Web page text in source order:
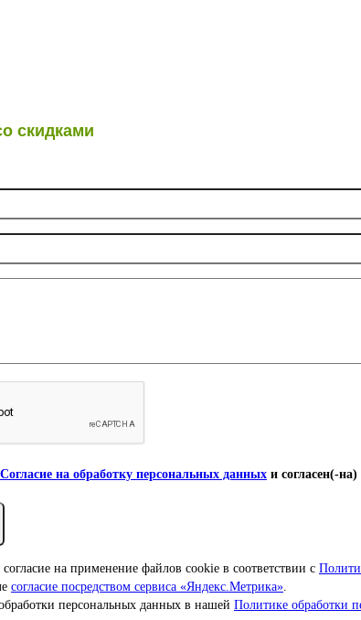
скидками
Согласие на обработку персональных данных и согласен(-
на применение файлов cookie в соответствии с
согласие посредством сервиса «Яндекс.Метрика»
персональных данных в нашей Политике обработки